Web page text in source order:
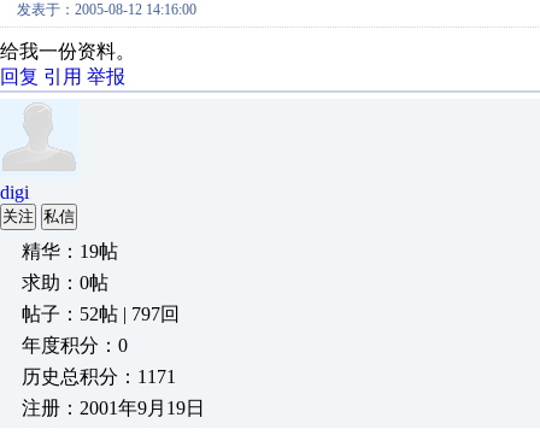
发表于：2005-08-12 14:16:00
给我一份资料。
回复 引用 举报
digi
关注 私信
精华：19帖
求助：0帖
帖子：52帖 | 797回
年度积分：0
历史总积分：1171
注册：2001年9月19日